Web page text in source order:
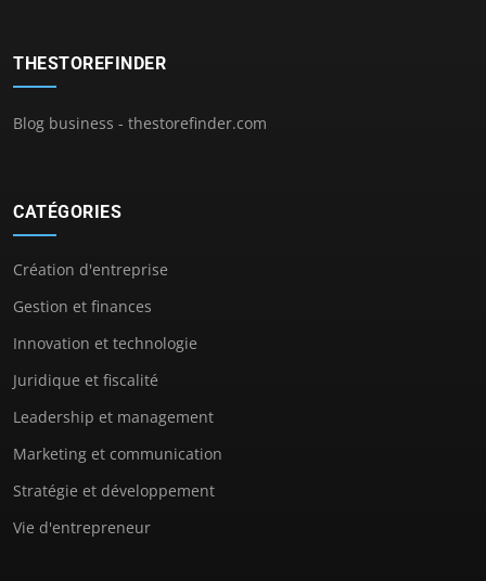
THESTOREFINDER
Blog business - thestorefinder.com
CATÉGORIES
Création d'entreprise
Gestion et finances
Innovation et technologie
Juridique et fiscalité
Leadership et management
Marketing et communication
Stratégie et développement
Vie d'entrepreneur